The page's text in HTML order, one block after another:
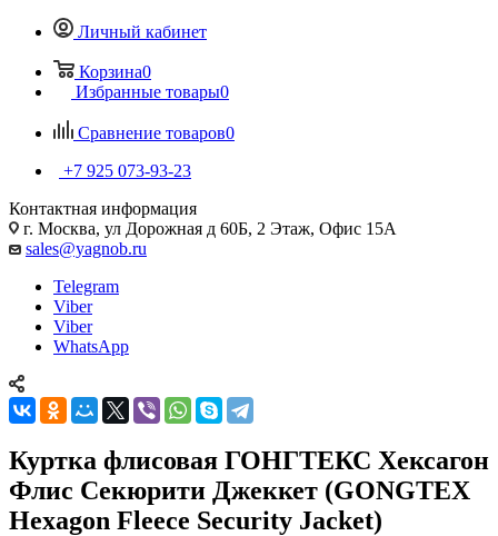
Личный кабинет
Корзина0
Избранные товары0
Сравнение товаров0
+7 925 073-93-23
Контактная информация
г. Москва, ул Дорожная д 60Б, 2 Этаж, Офис 15А
sales@yagnob.ru
Telegram
Viber
Viber
WhatsApp
Куртка флисовая ГОНГТЕКС Хексагон
Флис Секюрити Джеккет (GONGTEX
Hexagon Fleece Security Jacket)